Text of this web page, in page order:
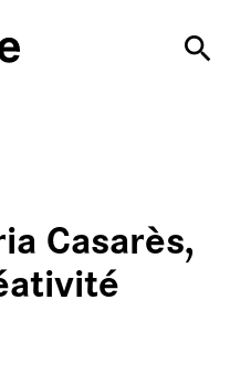
PRINCIPAL
Casarès,